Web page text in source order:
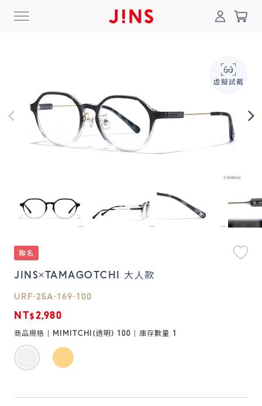
登入/註冊 門市一覽
最新消息
Collection
Online Shop
鏡片說明
Lens
常見問題
FAQ
0
JINS×TAMAGOTCHI 大人款
URF-25A-169-100
NT$2,980
商品規格 | MIMITCHI(透明) 100 | 庫存數量 1